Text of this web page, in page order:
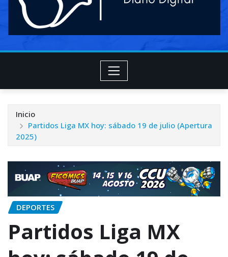
Inicio
Partidos Liga MX hoy: sábado 19 de julio (Apertura
2025)
DEPORTES
Partidos Liga MX